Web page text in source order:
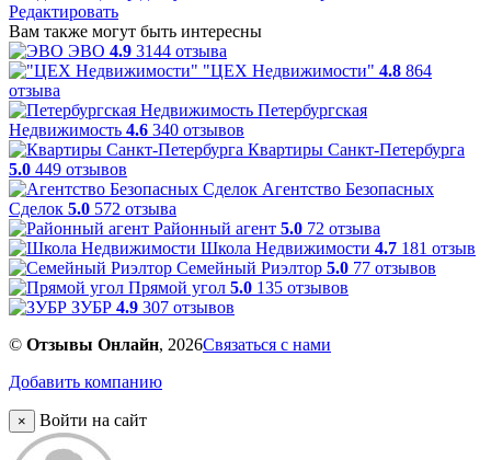
Редактировать
Вам также могут быть интересны
ЭВО 4.9 3144 отзыва
"ЦЕХ Недвижимости" 4.8 864
отзыва
Петербургская
Недвижимость 4.6 340 отзывов
Квартиры Санкт-Петербурга
5.0 449 отзывов
Агентство Безопасных
Сделок 5.0 572 отзыва
Районный агент 5.0 72 отзыва
Школа Недвижимости 4.7 181 отзыв
Семейный Риэлтор 5.0 77 отзывов
Прямой угол 5.0 135 отзывов
ЗУБР 4.9 307 отзывов
© Отзывы Онлайн, 2026Связаться с нами
Добавить компанию
× Войти на сайт